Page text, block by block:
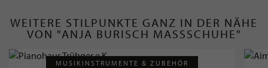
WEITERE STILPUNKTE GANZ IN DER NÄHE
VON "ANJA BURISCH MASSSCHUHE"
MUSIKINSTRUMENTE & ZUBEHÖR